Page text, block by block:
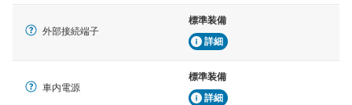
外部接続端子
標準装備
詳細
車内電源
標準装備
詳細